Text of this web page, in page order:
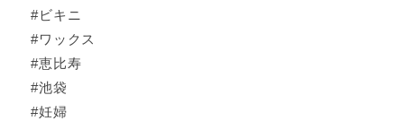
#ビキニ
#ワックス
#恵比寿
#池袋
#妊婦